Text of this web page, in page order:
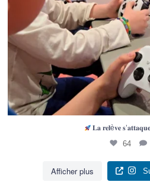
𝐋𝐚 𝐫𝐞𝐥è𝐯𝐞
64
Afficher plus